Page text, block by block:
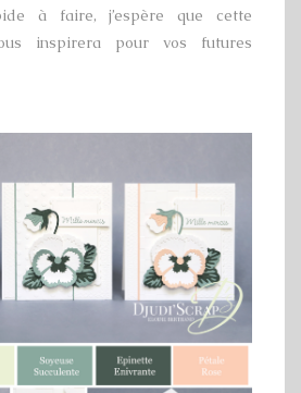
à faire, j’espère que cette
inspirera pour vos futures